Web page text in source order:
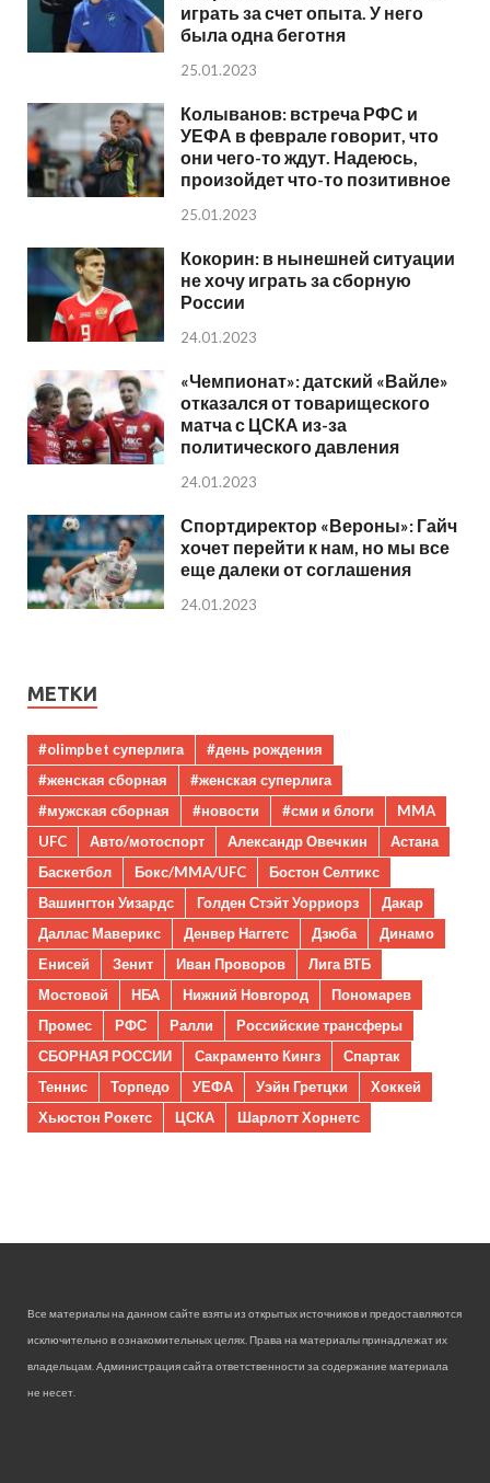
играть за счет опыта. У него
была одна беготня
25.01.2023
Колыванов: встреча РФС и
УЕФА в феврале говорит, что
они чего-то ждут. Надеюсь,
произойдет что-то позитивное
25.01.2023
Кокорин: в нынешней ситуации
не хочу играть за сборную
России
24.01.2023
«Чемпионат»: датский «Вайле»
отказался от товарищеского
матча с ЦСКА из-за
политического давления
24.01.2023
Спортдиректор «Вероны»: Гайч
хочет перейти к нам, но мы все
еще далеки от соглашения
24.01.2023
МЕТКИ
#olimpbet суперлига
#день рождения
#женская сборная
#женская суперлига
#мужская сборная
#новости #сми и блоги
MMA
UFC
Авто/мотоспорт Александр Овечкин
Астана
Баскетбол
Бокс/MMA/UFC
Бостон Селтикс
Вашингтон Уизардс
Голден Стэйт Уорриорз
Дакар
Даллас Маверикс
Денвер Наггетс Дзюба
Динамо
Енисей
Зенит Иван Проворов
Лига ВТБ
Мостовой
НБА Нижний Новгород
Пономарев
Промес
РФС Ралли
Российские трансферы
СБОРНАЯ РОССИИ
Сакраменто Кингз
Спартак
Теннис
Торпедо УЕФА Уэйн Гретцки
Хоккей
Хьюстон Рокетс
ЦСКА Шарлотт Хорнетс
Все материалы на данном сайте взяты из открытых источников и предоставляются
исключительно в ознакомительных целях. Права на материалы принадлежат их
владельцам. Администрация сайта ответственности за содержание материала
не несет.